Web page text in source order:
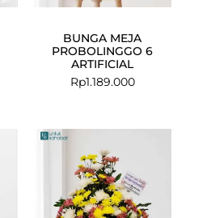
BUNGA MEJA
PROBOLINGGO 6
ARTIFICIAL
Rp1.189.000